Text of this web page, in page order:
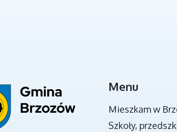
DOKUMENTY STRATEGICZNE
Menu
Mieszkam w
Szkoły,